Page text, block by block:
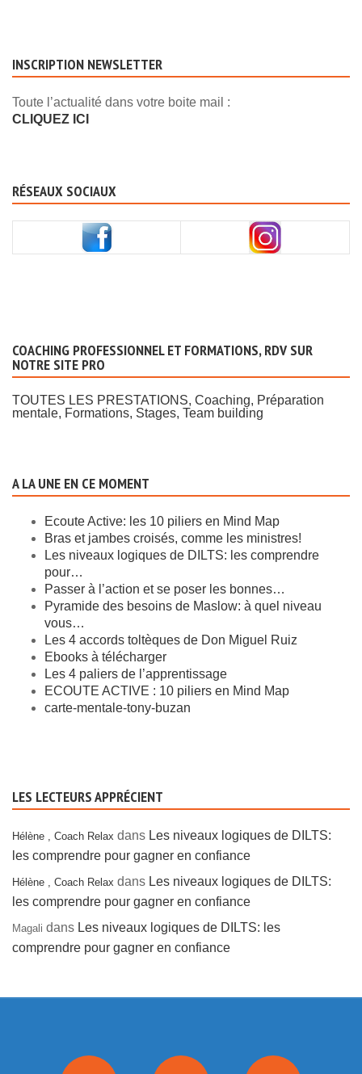
INSCRIPTION NEWSLETTER
Toute l’actualité dans votre boite mail :
CLIQUEZ ICI
RÉSEAUX SOCIAUX
COACHING PROFESSIONNEL ET FORMATIONS, RDV SUR
NOTRE SITE PRO
TOUTES LES PRESTATIONS, Coaching, Préparation
mentale, Formations, Stages, Team building
A LA UNE EN CE MOMENT
Ecoute Active: les 10 piliers en Mind Map
Bras et jambes croisés, comme les ministres!
Les niveaux logiques de DILTS: les comprendre
pour…
Passer à l’action et se poser les bonnes…
Pyramide des besoins de Maslow: à quel niveau
vous…
Les 4 accords toltèques de Don Miguel Ruiz
Ebooks à télécharger
Les 4 paliers de l’apprentissage
ECOUTE ACTIVE : 10 piliers en Mind Map
carte-mentale-tony-buzan
LES LECTEURS APPRÉCIENT
Hélène , Coach Relax dans Les niveaux logiques de DILTS:
les comprendre pour gagner en confiance
Hélène , Coach Relax dans Les niveaux logiques de DILTS:
les comprendre pour gagner en confiance
Magali dans Les niveaux logiques de DILTS: les
comprendre pour gagner en confiance